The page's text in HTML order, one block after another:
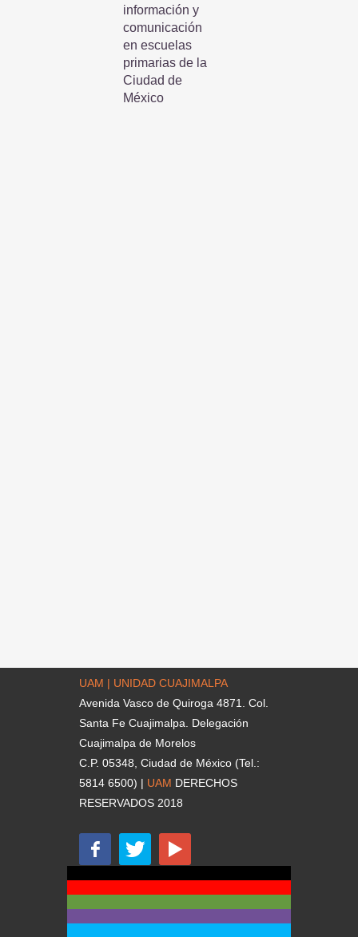
información y
comunicación
en escuelas
primarias de la
Ciudad de
México
UAM | UNIDAD CUAJIMALPA
Avenida Vasco de Quiroga 4871. Col.
Santa Fe Cuajimalpa. Delegación
Cuajimalpa de Morelos
C.P. 05348, Ciudad de México (Tel.:
5814 6500) | UAM DERECHOS
RESERVADOS 2018